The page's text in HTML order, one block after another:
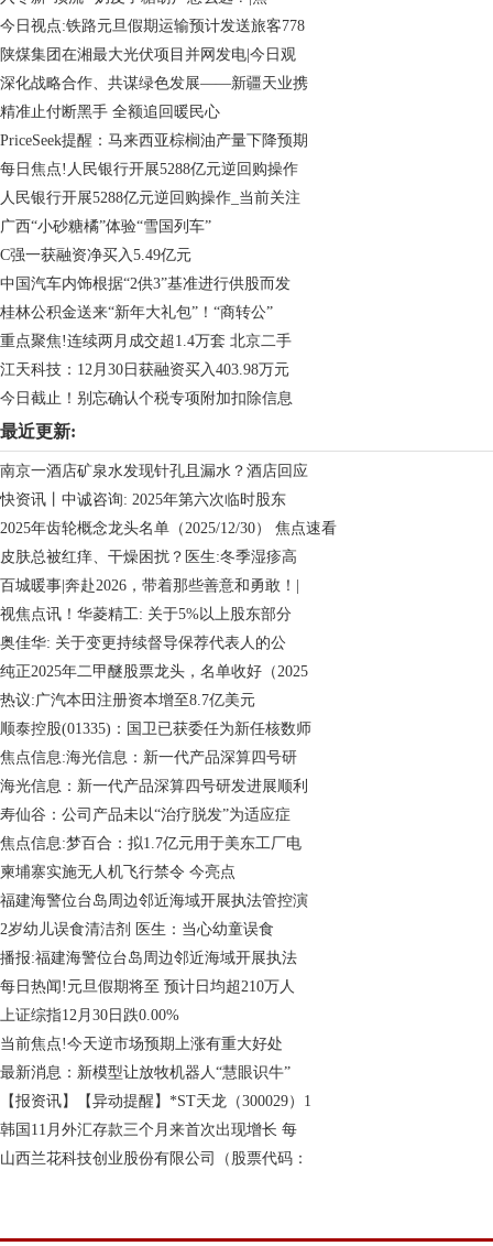
今日视点:铁路元旦假期运输预计发送旅客778
陕煤集团在湘最大光伏项目并网发电|今日观
深化战略合作、共谋绿色发展——新疆天业携
精准止付断黑手 全额追回暖民心
PriceSeek提醒：马来西亚棕榈油产量下降预期
每日焦点!人民银行开展5288亿元逆回购操作
人民银行开展5288亿元逆回购操作_当前关注
广西“小砂糖橘”体验“雪国列车”
C强一获融资净买入5.49亿元
中国汽车内饰根据“2供3”基准进行供股而发
桂林公积金送来“新年大礼包”！“商转公”
重点聚焦!连续两月成交超1.4万套 北京二手
江天科技：12月30日获融资买入403.98万元
今日截止！别忘确认个税专项附加扣除信息
最近更新:
南京一酒店矿泉水发现针孔且漏水？酒店回应
快资讯丨中诚咨询: 2025年第六次临时股东
2025年齿轮概念龙头名单（2025/12/30） 焦点速看
皮肤总被红痒、干燥困扰？医生:冬季湿疹高
百城暖事|奔赴2026，带着那些善意和勇敢！|
视焦点讯！华菱精工: 关于5%以上股东部分
奥佳华: 关于变更持续督导保荐代表人的公
纯正2025年二甲醚股票龙头，名单收好（2025
热议:广汽本田注册资本增至8.7亿美元
顺泰控股(01335)：国卫已获委任为新任核数师
焦点信息:海光信息：新一代产品深算四号研
海光信息：新一代产品深算四号研发进展顺利
寿仙谷：公司产品未以“治疗脱发”为适应症
焦点信息:梦百合：拟1.7亿元用于美东工厂电
柬埔寨实施无人机飞行禁令 今亮点
福建海警位台岛周边邻近海域开展执法管控演
2岁幼儿误食清洁剂 医生：当心幼童误食
播报:福建海警位台岛周边邻近海域开展执法
每日热闻!元旦假期将至 预计日均超210万人
上证综指12月30日跌0.00%
当前焦点!今天逆市场预期上涨有重大好处
最新消息：新模型让放牧机器人“慧眼识牛”
【报资讯】【异动提醒】*ST天龙（300029）1
韩国11月外汇存款三个月来首次出现增长 每
山西兰花科技创业股份有限公司（股票代码：